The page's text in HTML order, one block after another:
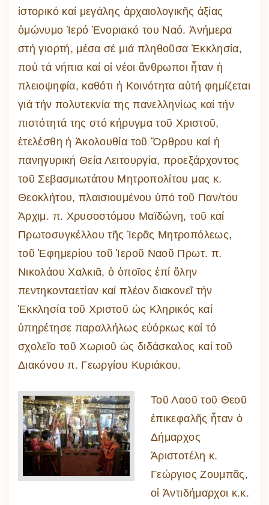
ἱστορικό καί μεγάλης ἀρχαιολογικῆς ἀξίας
ὁμώνυμο Ἱερό Ἐνοριακό του Ναό. Ἀνήμερα
στή γιορτή, μέσα σέ μιά πληθοῦσα Ἐκκλησία,
πού τά νήπια καί οἱ νέοι ἄνθρωποι ἦταν ἡ
πλειοψηφία, καθότι ἡ Κοινότητα αὐτή φημίζεται
γιά τήν πολυτεκνία της πανελληνίως καί τήν
πιστότητά της στό κήρυγμα τοῦ Χριστοῦ,
ἐτελέσθη ἡ Ἀκολουθία τοῦ Ὄρθρου καί ἡ
πανηγυρική Θεία Λειτουργία, προεξάρχοντος
τοῦ Σεβασμιωτάτου Μητροπολίτου μας κ.
Θεοκλήτου, πλαισιουμένου ὑπό τοῦ Παν/του
Ἀρχιμ. π. Χρυσοστόμου Μαϊδώνη, τοῦ καί
Πρωτοσυγκέλλου τῆς Ἱερᾶς Μητροπόλεως,
τοῦ Ἐφημερίου τοῦ Ἱεροῦ Ναοῦ Πρωτ. π.
Νικολάου Χαλκιᾶ, ὁ ὁποῖος ἐπί ὅλην
πεντηκονταετίαν καί πλέον διακονεῖ τήν
Ἐκκλησία τοῦ Χριστοῦ ὡς Κληρικός καί
ὑπηρέτησε παραλλήλως εὐόρκως καί τό
σχολεῖο τοῦ Χωριοῦ ὡς διδάσκαλος καί τοῦ
Διακόνου π. Γεωργίου Κυριάκου.
Τοῦ Λαοῦ τοῦ Θεοῦ
ἐπικεφαλῆς ἦταν ὁ
Δήμαρχος
Ἀριστοτέλη κ.
Γεώργιος Ζουμπᾶς,
οἱ Ἀντιδήμαρχοι κ.κ.